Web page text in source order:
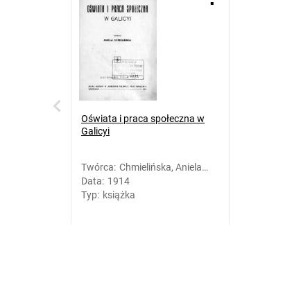
Oświata i praca społeczna w
Galicyi
Twórca: Chmielińska, Aniela
(1869-1936)
Data: 1914
Typ: książka